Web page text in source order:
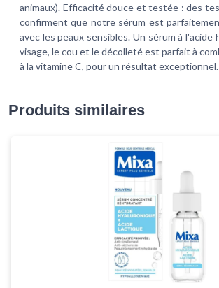
animaux). Efficacité douce et testée : des
confirment que notre sérum est
avec les peaux sensibles. Un sérum à l'acide
visage, le cou et le décolleté est parfait à
à la vitamine C, pour un résultat exceptionnel.
Produits similaires